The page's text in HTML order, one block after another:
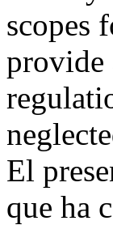
scopes
provide
El
que ha